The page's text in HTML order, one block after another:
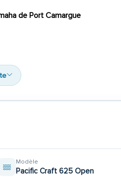
de Port Camargue
Modèle
Pacific Craft 625 Open